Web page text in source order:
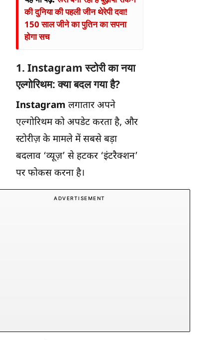
की दुनिया की पहली जीन थेरेपी दवा!
150 साल जीने का पुतिन का सपना
होगा सच
1. Instagram स्टोरी का नया
एल्गोरिथम: क्या बदल गया है?
Instagram लगातार अपने
एल्गोरिथम को अपडेट करता है, और
स्टोरीज़ के मामले में सबसे बड़ा
बदलाव ‘व्यूज़’ से हटकर ‘इंटरैक्शन’
पर फोकस करना है।
ADVERTISEMENT